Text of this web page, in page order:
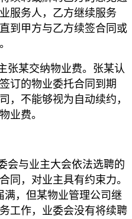
服务人，乙方继续服务
到甲方与乙方续签合同或
张某交纳物业费。张某认
订的物业委托合同到期
，不能够视为自动续约，
业费。
会与业主大会依法选聘的
同，对业主具有约束力。
满，但某物业管理公司继
工作，业委会没有将续聘